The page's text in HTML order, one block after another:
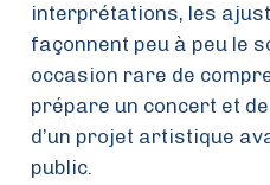
interprétations, les
façonnent peu à peu le
occasion rare de
prépare un concert et
d’un projet artistique
public.